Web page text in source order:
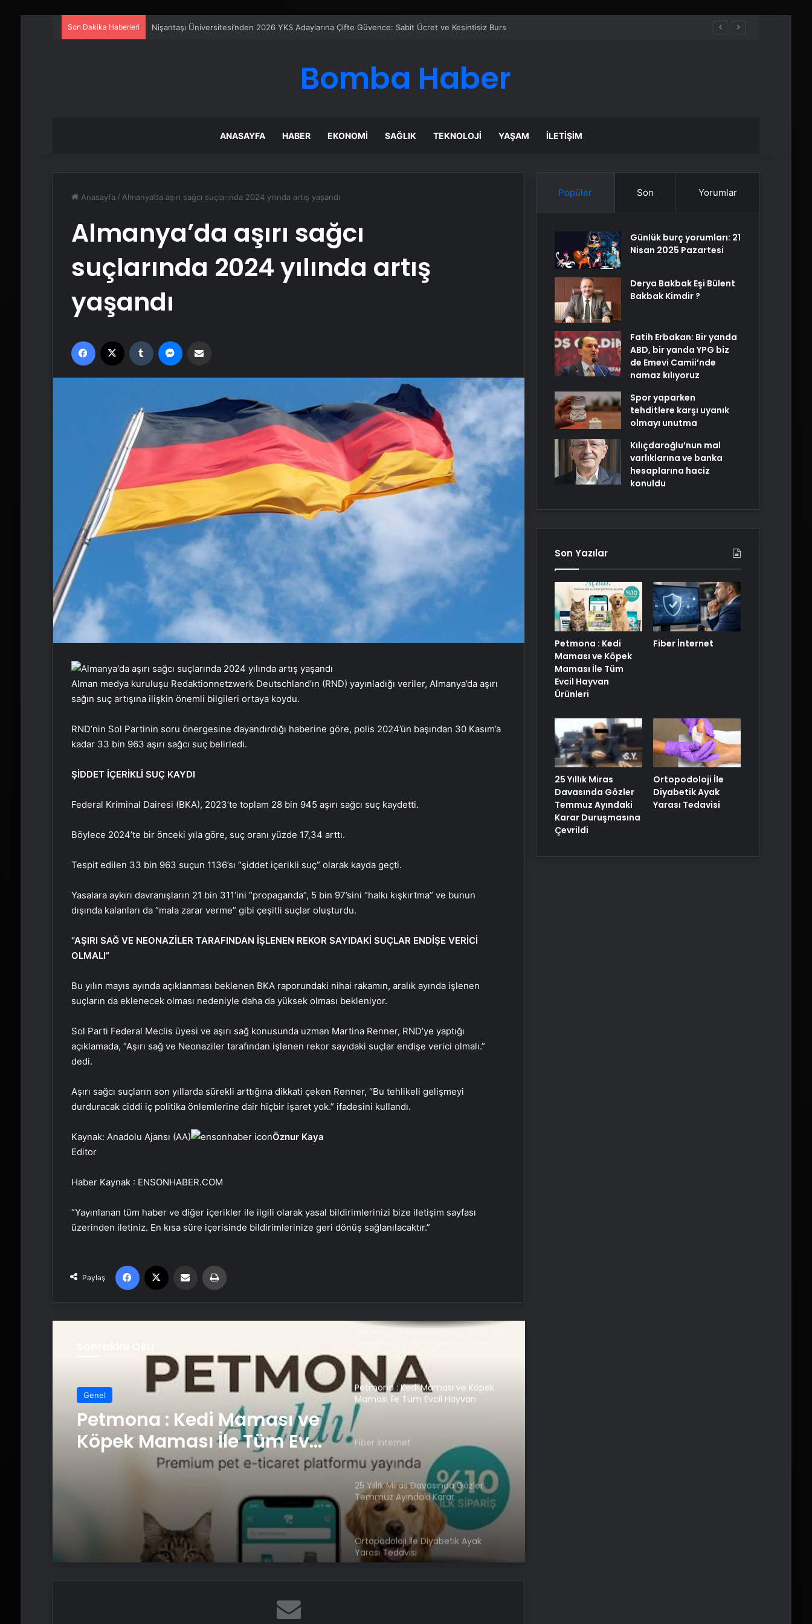
Son Dakika Haberleri Petmona : Kedi Maması ve Köpek Maması İle Tüm Evcil Hayvan Ürünleri
Bomba Haber
ANASAYFA HABER EKONOMI SAĞLIK TEKNOLOJI YAŞAM İLETIŞIM
Anasayfa / Almanya’da aşırı sağcı suçlarında 2024 yılında artış yaşandı
Almanya’da aşırı sağcı
suçlarında 2024 yılında artış
yaşandı
Facebook Tumblr
Alman medya kuruluşu Redaktionnetzwerk Deutschland’ın (RND) yayınladığı veriler, Almanya’da aşırı
sağın suç artışına ilişkin önemli bilgileri ortaya koydu.
RND’nin Sol Partinin soru önergesine dayandırdığı haberine göre, polis 2024’ün başından 30 Kasım’a
kadar 33 bin 963 aşırı sağcı suç belirledi.
ŞİDDET İÇERİKLİ SUÇ KAYDI
Federal Kriminal Dairesi (BKA), 2023’te toplam 28 bin 945 aşırı sağcı suç kaydetti.
Böylece 2024’te bir önceki yıla göre, suç oranı yüzde 17,34 arttı.
Tespit edilen 33 bin 963 suçun 1136’sı “şiddet içerikli suç” olarak kayda geçti.
Yasalara aykırı davranışların 21 bin 311’ini “propaganda”, 5 bin 97’sini “halkı kışkırtma” ve bunun
dışında kalanları da “mala zarar verme” gibi çeşitli suçlar oluşturdu.
“AŞIRI SAĞ VE NEONAZİLER TARAFINDAN İŞLENEN REKOR SAYIDAKİ SUÇLAR ENDİŞE VERİCİ
OLMALI”
Bu yılın mayıs ayında açıklanması beklenen BKA raporundaki nihai rakamın, aralık ayında işlenen
suçların da eklenecek olması nedeniyle daha da yüksek olması bekleniyor.
Sol Parti Federal Meclis üyesi ve aşırı sağ konusunda uzman Martina Renner, RND’ye yaptığı
açıklamada, “Aşırı sağ ve Neonaziler tarafından işlenen rekor sayıdaki suçlar endişe verici olmalı.”
dedi.
Aşırı sağcı suçların son yıllarda sürekli arttığına dikkati çeken Renner, “Bu tehlikeli gelişmeyi
durduracak ciddi iç politika önlemlerine dair hiçbir işaret yok.” ifadesini kullandı.
Kaynak: Anadolu Ajansı (AA)
Öznur Kaya
Editor
Haber Kaynak : ENSONHABER.COM
“Yayınlanan tüm haber ve diğer içerikler ile ilgili olarak yasal bildirimlerinizi bize iletişim sayfası
üzerinden iletiniz. En kısa süre içerisinde bildirimlerinize geri dönüş sağlanılacaktır.”
Paylaş
Facebook Email'den paylaş
Genel
Petmona : Kedi Maması ve
Köpek Maması İle Tüm Evcil
Hayvan Ürünleri
Umre Ne Kadar
Ücret ve Kesintisiz Burs
Petmona : Kedi Maması ve Köpek
Maması İle Tüm Evcil Hayvan
Ürünleri
Fiber İnternet
25 Yıllık Miras Davasında Gözler
Temmuz Ayındaki Karar
Duruşmasına Çevrildi
Ortopodoloji İle Diyabetik Ayak
Yarası Tedavisi
Popüler Son Yorumlar
Günlük burç yorumları: 21
Nisan 2025 Pazartesi
Derya Bakbak Eşi Bülent
Bakbak Kimdir ?
Fatih Erbakan: Bir yanda
ABD, bir yanda YPG biz
de Emevi Camii’nde
namaz kılıyoruz
Spor yaparken
tehditlere karşı uyanık
olmayı unutma
Kılıçdaroğlu’nun mal
varlıklarına ve banka
hesaplarına haciz
konuldu
Son Yazılar
Petmona : Kedi
Maması ve Köpek
Maması İle Tüm
Evcil Hayvan
Ürünleri
Fiber İnternet
25 Yıllık Miras
Davasında Gözler
Temmuz Ayındaki
Karar Duruşmasına
Çevrildi
Ortopodoloji İle
Diyabetik Ayak
Yarası Tedavisi